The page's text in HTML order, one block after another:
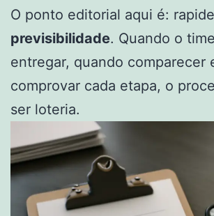
O ponto editorial aqui é:
previsibilidade. Quando o
entregar, quando comparecer
comprovar cada etapa, o
ser loteria.